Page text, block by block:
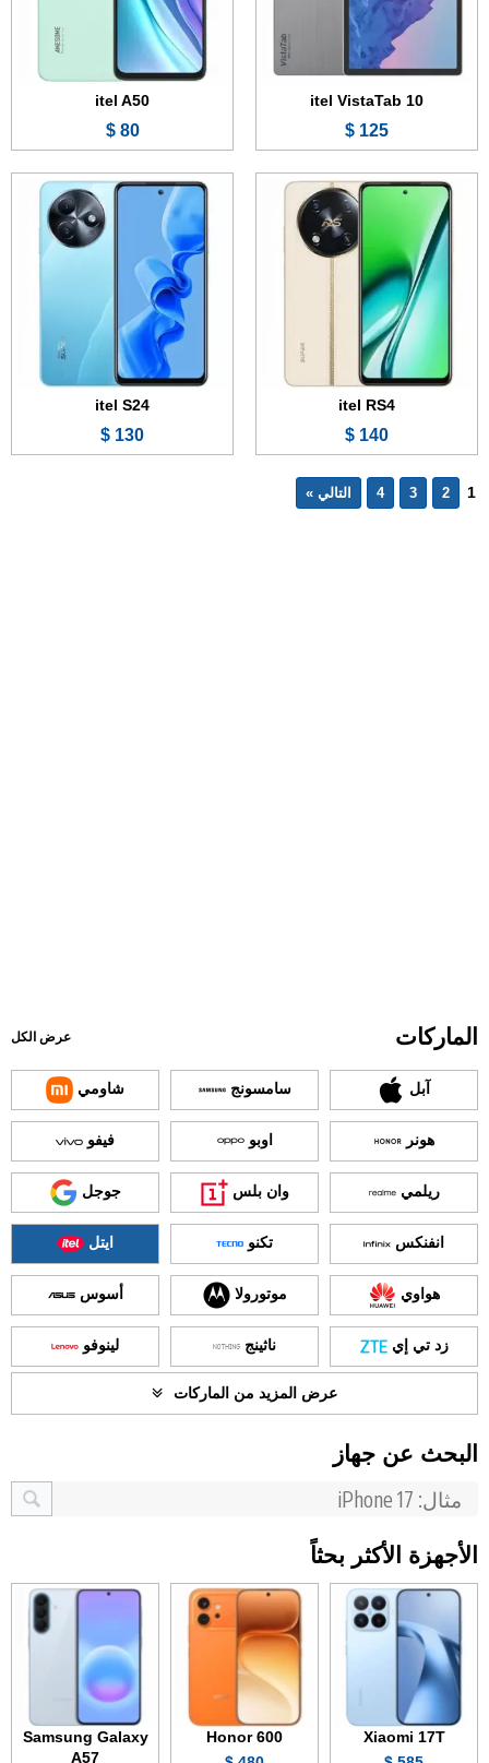
itel VistaTab 10
125 $
itel A50
80 $
itel RS4
140 $
المعالج:Mediatek Helio G99
البطارية والشحن السريع:
عرض الموصفات ←
itel S24
130 $
المعالج:Mediatek Helio G91
البطارية والشحن السريع: 5000 مللي أمبير - 18 واط
عرض الموصفات ←
1
2
3
4 التالي »
الماركات عرض الكل
آبل سامسونج شاومي
هونر اوبو فيفو
ريلمي وان بلس جوجل
انفنكس تكنو ايتل
هواوي موتورولا أسوس
زد تي إي ناثينج لينوفو
عرض المزيد من الماركات
البحث عن جهاز
الأجهزة الأكثر بحثاً
Xiaomi 17T
Honor 600
Samsung Galaxy
A57